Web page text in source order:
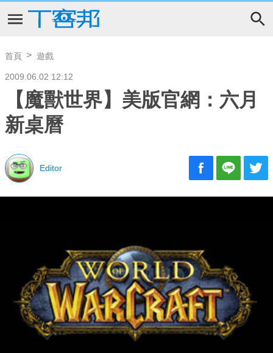
首頁 遊戲
2009.06.02 12:12
【魔獸世界】美版官網：六月
新桌曆
Editor